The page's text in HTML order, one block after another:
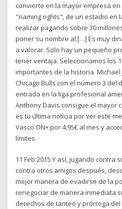
convierte en la mayor empresa
"naming rights", de un estadio en
realizar pagando sobre 30
poner su nombre al […] Es muy
a valorar. Solo hay un pequeño
tener ventaja. Seleccionamos los
importantes de la historia.
Chicago Bulls con el número 3 del
entrada en la liga profesional
Anthony Davis consigue el mayor
es tu última noticia por ver este
Vasco ON+ por 4,95€ al mes y
límites
11 Feb 2015 Y así, jugando contra
contra otros amigos después,
mejor manera de evadirse de la
renegociar de manera inmediata
derechos de tanteo y prórroga